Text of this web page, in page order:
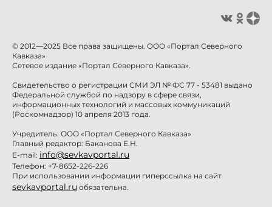
© 2012—2025 Все права защищены. ООО «Портал Северного
Кавказа»
Сетевое издание «Портал Северного Кавказа».
Свидетельство о регистрации СМИ ЭЛ № ФС 77 - 53481 выдано
Федеральной службой по надзору в сфере связи,
информационных технологий и массовых коммуникаций
(Роскомнадзор) 10 апреля 2013 года.
Учредитель: ООО «Портал Северного Кавказа»
Главный редактор: Баканова Е.Н.
E-mail: info@sevkavportal.ru
Телефон: +7-8652-226-226
При использовании информации гиперссылка на сайт
sevkavportal.ru обязательна.